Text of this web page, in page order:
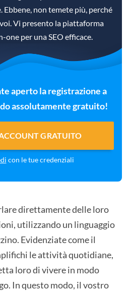
Ebbene, non temete più, perché
Vi presento la piattaforma
one per una SEO efficace.
aperto la registrazione a
assolutamente gratuito!
GRATUITO
con le tue credenziali
direttamente delle loro
utilizzando un linguaggio
Evidenziate come il
le attività quotidiane,
loro di vivere in modo
In questo modo, il vostro